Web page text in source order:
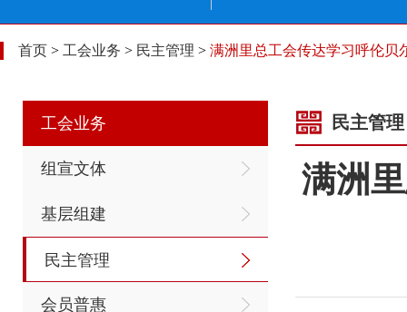
首页 > 工会业务 > 民主管理 > 满洲里总工会传达学习呼伦贝
工会业务
组宣文体
基层组建
民主管理
会员普惠
民主管理
满洲